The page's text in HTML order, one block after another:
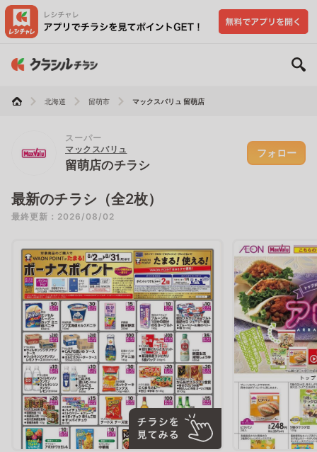
北海道 留萌市 マックスバリュ 留萌店
スーパー
マックスバリュ
留萌店のチラシ
フォロー
最新のチラシ（全2枚）
最終更新：2026/08/02